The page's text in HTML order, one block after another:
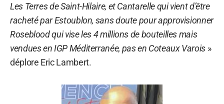
Les Terres de Saint-Hilaire, et Cantarelle qui vient d’être
racheté par Estoublon, sans doute pour approvisionner
Roseblood qui vise les 4 millions de bouteilles mais
vendues en IGP Méditerranée, pas en Coteaux Varois »
déplore Eric Lambert.